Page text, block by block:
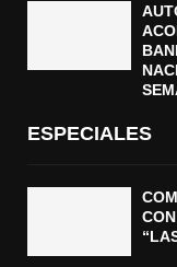
ESPECIALES